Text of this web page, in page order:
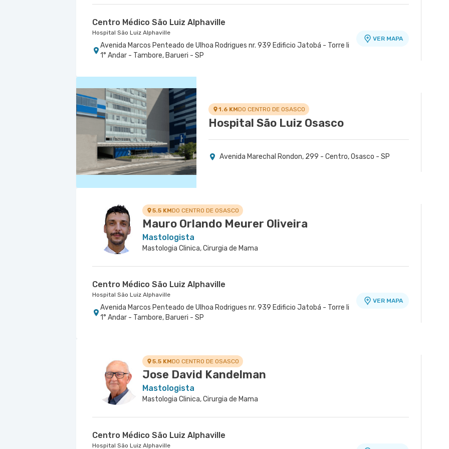
Centro Médico São Luiz Alphaville
Hospital São Luiz Alphaville
Avenida Marcos Penteado de Ulhoa Rodrigues nr. 939 Edificio Jatobá - Torre Ii
1° Andar - Tambore, Barueri - SP
VER MAPA
1.6 KMDO CENTRO DE OSASCO
Hospital São Luiz Osasco
Avenida Marechal Rondon, 299 - Centro, Osasco - SP
5.5 KMDO CENTRO DE OSASCO
Mauro Orlando Meurer Oliveira
Mastologista
Mastologia Clinica, Cirurgia de Mama
Centro Médico São Luiz Alphaville
Hospital São Luiz Alphaville
Avenida Marcos Penteado de Ulhoa Rodrigues nr. 939 Edificio Jatobá - Torre Ii
1° Andar - Tambore, Barueri - SP
VER MAPA
5.5 KMDO CENTRO DE OSASCO
Jose David Kandelman
Mastologista
Mastologia Clinica, Cirurgia de Mama
Centro Médico São Luiz Alphaville
Hospital São Luiz Alphaville